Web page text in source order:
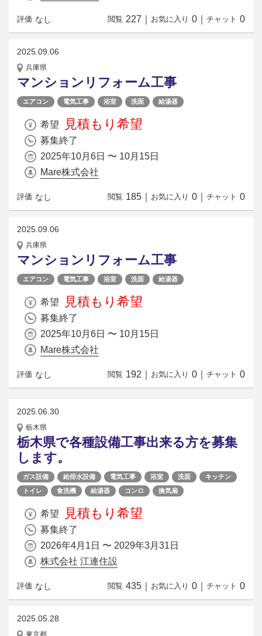
評価 なし 閲覧 227 お気に入り 0 チャット 0
2025.09.06
兵庫県
マンションリフォーム工事
エアコン 電気工事 浴室 洗面 給湯器
希望 見積もり希望
募集終了
2025年10月6日 〜 10月15日
Mare株式会社
評価 なし 閲覧 185 お気に入り 0 チャット 0
2025.09.06
兵庫県
マンションリフォーム工事
エアコン 電気工事 浴室 洗面 給湯器
希望 見積もり希望
募集終了
2025年10月6日 〜 10月15日
Mare株式会社
評価 なし 閲覧 192 お気に入り 0 チャット 0
2025.06.30
栃木県
栃木県で各種設備工事出来る方を募集
します。
ガス設備 給排水設備 電気工事 浴室 洗面
キッチン
トイレ
食洗機 給湯器 コンロ 換気扇
希望 見積もり希望
募集終了
2026年4月1日 〜 2029年3月31日
株式会社 江連住設
評価 なし 閲覧 435 お気に入り 0 チャット 0
2025.05.28
東京都